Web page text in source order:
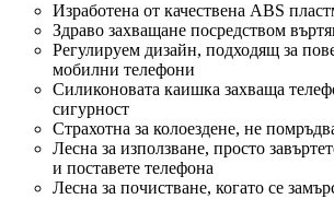
Изработена от качествена ABS
Здраво захващане посредством
Регулируем дизайн, подходящ за
мобилни телефони
Силиконовата каишка захваща
сигурност
Страхотна за колоездене, не
Лесна за използване, просто
и поставете телефона
Лесна за почистване, когато се